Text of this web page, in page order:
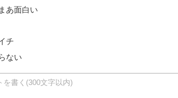
あ面白い
チ
ない